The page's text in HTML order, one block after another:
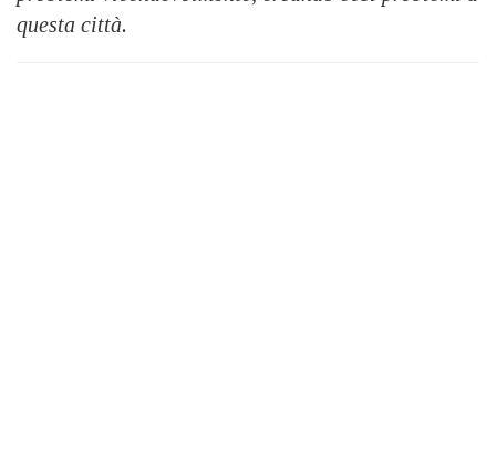
questa città.